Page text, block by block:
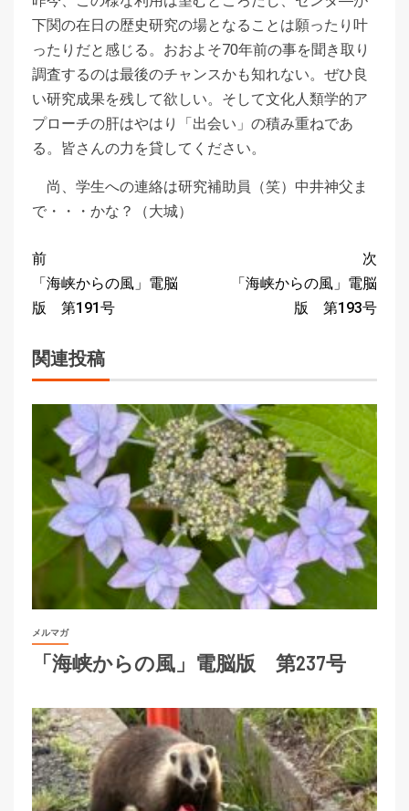
下関の在日の歴史研究の場となることは願ったり叶
ったりだと感じる。おおよそ70年前の事を聞き取り
調査するのは最後のチャンスかも知れない。ぜひ良
い研究成果を残して欲しい。そして文化人類学的ア
プローチの肝はやはり「出会い」の積み重ねであ
る。皆さんの力を貸してください。
尚、学生への連絡は研究補助員（笑）中井神父ま
で・・・かな？（大城）
前
「海峡からの風」電脳
版 第191号
次
「海峡からの風」電脳
版 第193号
関連投稿
メルマガ
「海峡からの風」電脳版 第237号